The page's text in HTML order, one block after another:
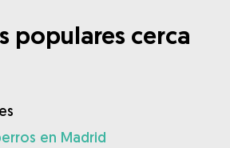
populares cerca
en Madrid